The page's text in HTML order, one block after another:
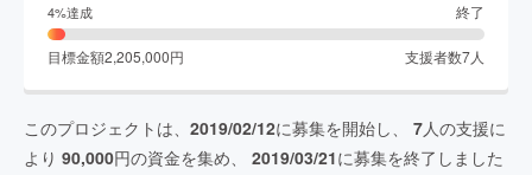
4%達成 終了
目標金額2,205,000円 支援者数7人
このプロジェクトは、 2019/02/12に募集を開始し、 7人の支援に
より 90,000円の資金を集め、 2019/03/21に募集を終了しました